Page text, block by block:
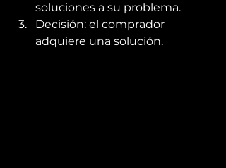
soluciones a su problema.
Decisión: el comprador
adquiere una solución.